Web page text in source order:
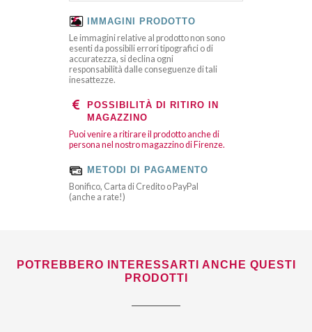
IMMAGINI PRODOTTO
Le immagini relative al prodotto non sono
esenti da possibili errori tipografici o di
accuratezza, si declina ogni
responsabilità dalle conseguenze di tali
inesattezze.
POSSIBILITÀ DI RITIRO IN
MAGAZZINO
Puoi venire a ritirare il prodotto anche di
persona nel nostro magazzino di Firenze.
METODI DI PAGAMENTO
Bonifico, Carta di Credito o PayPal
(anche a rate!)
POTREBBERO INTERESSARTI ANCHE QUESTI
PRODOTTI